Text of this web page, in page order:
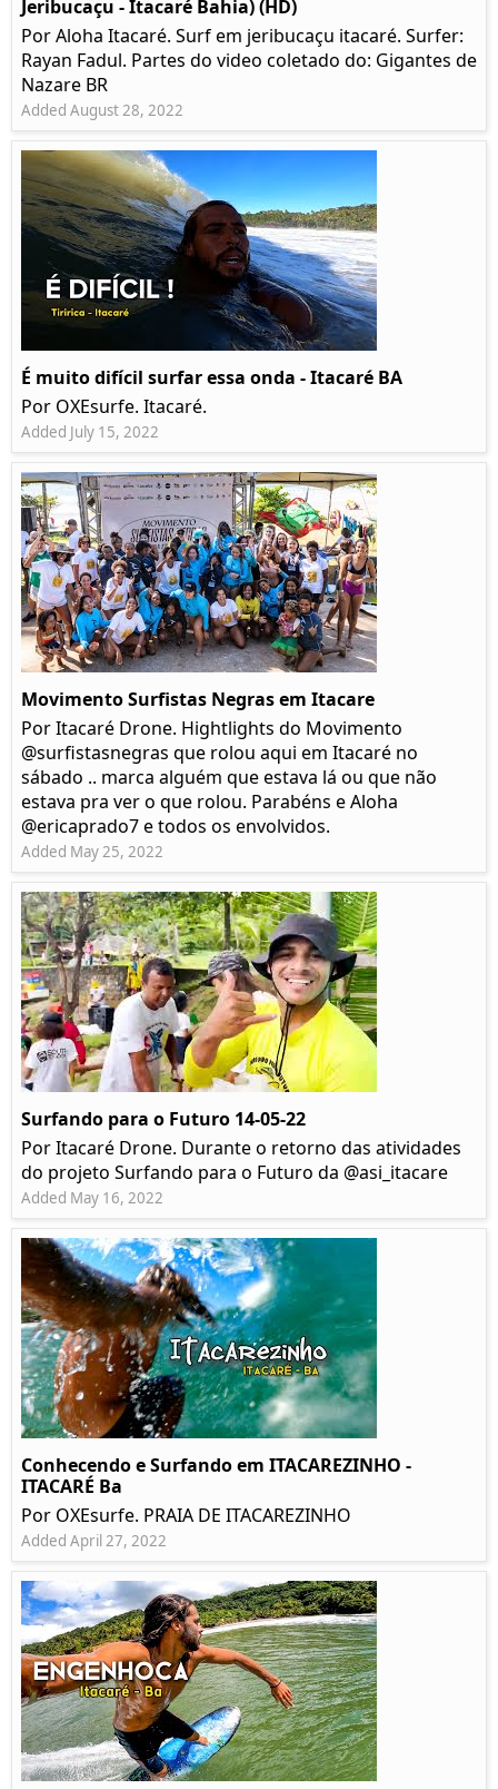
Jeribucaçu - Itacaré Bahia) (HD)
Por Aloha Itacaré. Surf em jeribucaçu itacaré. Surfer:
Rayan Fadul. Partes do video coletado do: Gigantes de
Nazare BR
Added August 28, 2022
É muito difícil surfar essa onda - Itacaré BA
Por OXEsurfe. Itacaré.
Added July 15, 2022
Movimento Surfistas Negras em Itacare
Por Itacaré Drone. Hightlights do Movimento
@surfistasnegras que rolou aqui em Itacaré no
sábado .. marca alguém que estava lá ou que não
estava pra ver o que rolou. Parabéns e Aloha
@ericaprado7 e todos os envolvidos.
Added May 25, 2022
Surfando para o Futuro 14-05-22
Por Itacaré Drone. Durante o retorno das atividades
do projeto Surfando para o Futuro da @asi_itacare
Added May 16, 2022
Conhecendo e Surfando em ITACAREZINHO -
ITACARÉ Ba
Por OXEsurfe. PRAIA DE ITACAREZINHO
Added April 27, 2022